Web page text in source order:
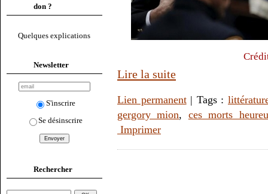
don ?
Quelques explications
Newsletter
S'inscrire
Se désinscrire
Rechercher
Lire la suite
Lien permanent| Tags :
gergory mion, ces morts
Imprimer